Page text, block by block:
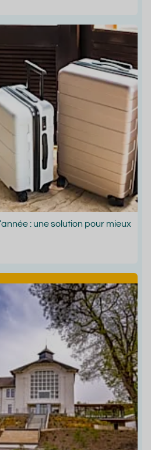
: une solution pour mieux